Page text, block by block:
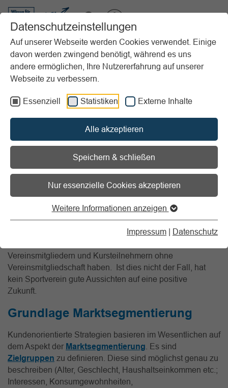
Datenschutzeinstellungen
Auf unserer Webseite werden Cookies verwendet. Einige
davon werden zwingend benötigt, während es uns
andere ermöglichen, Ihre Nutzererfahrung auf unserer
Webseite zu verbessern.
Essenziell Statistiken Externe Inhalte
Alle akzeptieren
Speichern & schließen
Nur essenzielle Cookies akzeptieren
Weitere Informationen anzeigen
Impressum | Datenschutz
Startseite Vereinsmanagement Marketing
Strategie
Vereinsstrategie
Kundenorientierte Strategien
Vorlesen
Informationen zum Readspeaker öffnen
Kundenorientierte Strategien
Kunden akquirieren, binden und
zurückgewinnen
Bei der Entwicklung der Vereinsstrategie sind die
Vereinszielgruppen und deren Wünsche/Erwartungen
zu berücksichtigen. Existenziell wichtig ist es, Angebote zu
entwickeln, die Aussicht auf eine entsprechende
Vereinsmitgliedern und Kursteilnehmern ohne
Vereinsmitgliedschaft haben. Ist dies nicht der Fall, hat
kein Sportverein gute Aussichten auf eine positive
Zukunft.
Grundlage Marktsegmentierung
Kundenorientierte Strategien basieren im Wesentlichen auf
dem Aspekt der Marktsegmentierung . Es sind
Zielgruppen zu definieren. Diese sind möglichst genau zu
beschreiben (Alter, Geschlecht, Haushaltseinkommen etc.;
Interessen, Konsumgewohnheiten,